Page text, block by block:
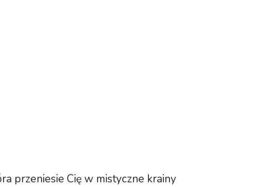
przeniesie Cię w mistyczne krainy